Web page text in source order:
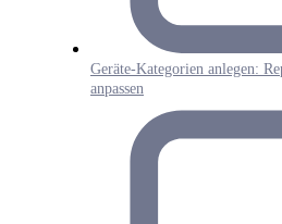
Geräte-Kategorien anlegen:
anpassen